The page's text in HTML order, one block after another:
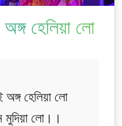
হেলিয়া লো
অঙ্গ হেলিয়া লো
মুদিয়া লো।।